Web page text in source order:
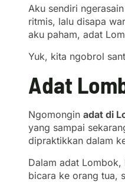
Aku sendiri
ritmis, lalu disapa
aku paham, adat
Yuk, kita ngobrol
Adat
Ngomongin adat di
yang sampai
dipraktikkan dalam
Dalam adat
bicara ke orang tua,